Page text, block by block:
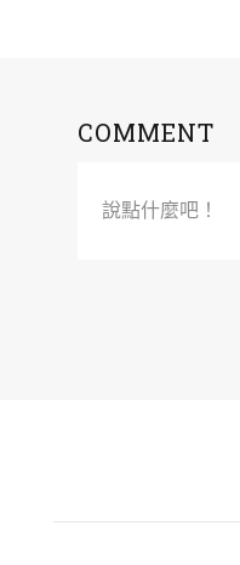
COMMENT
說點什麼吧！